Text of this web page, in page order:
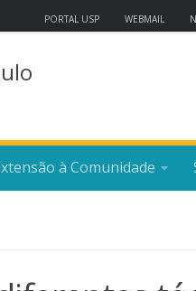
PORTAL USP WEBMAIL
à Comunidade